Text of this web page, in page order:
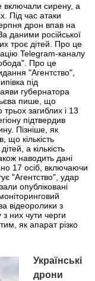
включали сирену, а
Під час атаки
дрон впав на
даними російської
троє дітей. Про це
Telegram-каналу
Про це
"Агентство",
під
губернатора
пише, що
загиблих і 13
підтвердив
Пізніше, як
що кількість
а кількість
наводить дані
17 осіб, включаючи
"Агентство", удар
опубліковані
відеоролики з
них чути черги
як апарат різко
Українські
дрони